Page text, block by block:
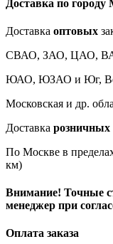
Доставка по
Доставка оптовых
СВАО, ЗАО, ЦАО,
ЮАО, ЮЗАО и Юг,
Московская и др.
Доставка розничных
По Москве в
км)
Внимание! Точные
менеджер при
Оплата заказа